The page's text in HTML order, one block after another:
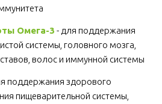
Омега-3 - для поддержания
системы, головного мозга,
волос и иммунной системы
поддержания здорового
пищеварительной системы,